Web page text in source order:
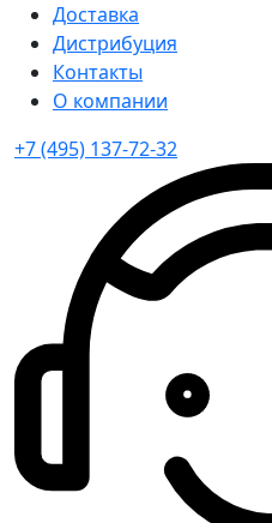
Доставка
Дистрибуция
Контакты
О компании
+7 (495) 137-72-32